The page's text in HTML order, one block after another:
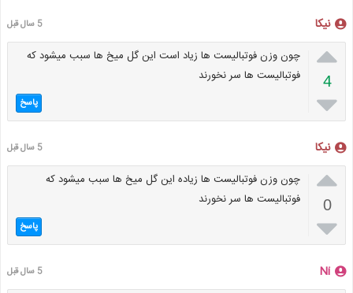
نیکا 5 سال قبل

4

چون وزن فوتبالیست ها زیاد است این گل میخ ها سبب میشود که
فوتبالیست ها سر نخورند
پاسخ
نیکا 5 سال قبل

0

چون وزن فوتبالیست ها زیاده این گل میخ ها سبب میشود که
فوتبالیست ها سر نخورند
پاسخ
Ni 5 سال قبل